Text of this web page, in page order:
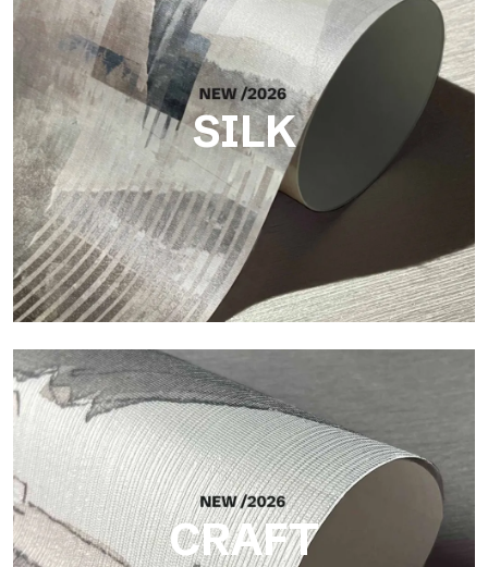
SILK
Silk
Acabado luminoso y elegante, con una sutil trama vertical que
refleja la luz y aporta profundidad a la superficie.
CRAFT